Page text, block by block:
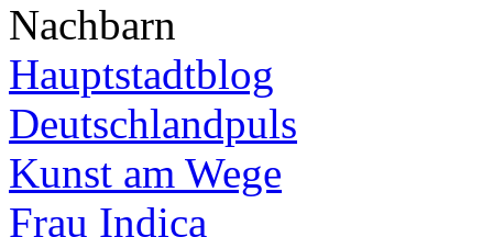
Nachbarn
Hauptstadtblog
Deutschlandpuls
Kunst am Wege
Frau Indica